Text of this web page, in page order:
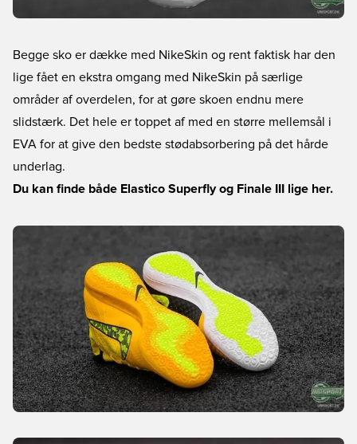
Begge sko er dække med NikeSkin og rent faktisk har den
lige fået en ekstra omgang med NikeSkin på særlige
områder af overdelen, for at gøre skoen endnu mere
slidstærk. Det hele er toppet af med en større mellemsål i
EVA for at give den bedste stødabsorbering på det hårde
underlag.
Du kan finde både Elastico Superfly og Finale III lige her.